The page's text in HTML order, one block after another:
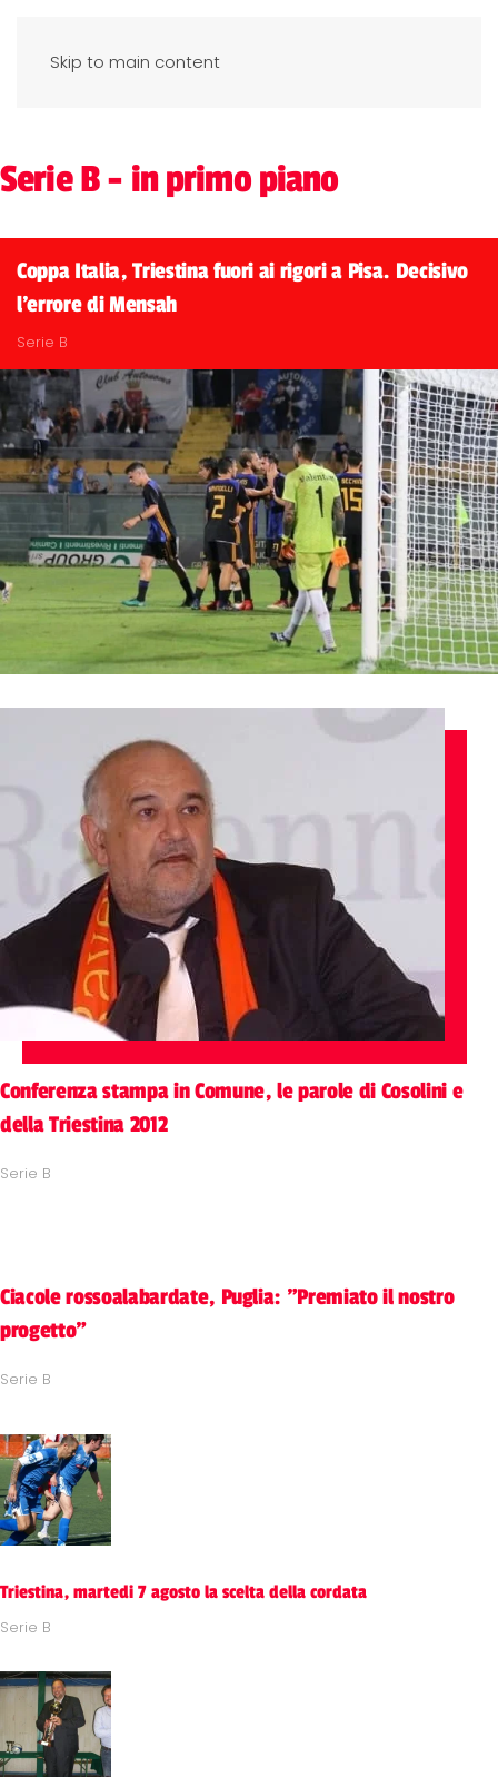
Skip to main content
Serie B - in primo piano
Coppa Italia, Triestina fuori ai rigori a Pisa. Decisivo
l'errore di Mensah
Serie B
Conferenza stampa in Comune, le parole di Cosolini e
della Triestina 2012
Serie B
Ciacole rossoalabardate, Puglia: "Premiato il nostro
progetto"
Serie B
Triestina, martedi 7 agosto la scelta della cordata
Serie B